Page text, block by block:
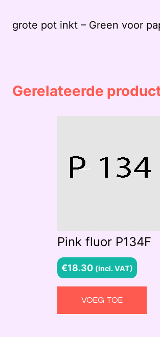
grote pot inkt – Green voor
Gerelateerde
Pink fluor P134F
€18.30 (incl. VAT)
VOEG TOE